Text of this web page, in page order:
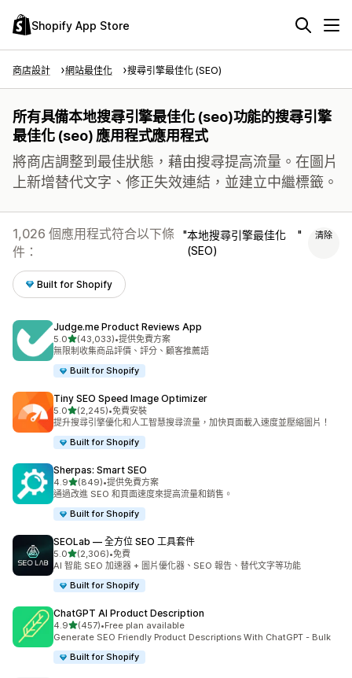
Shopify App Store
商店設計 網站最佳化 搜尋引擎最佳化 (SEO)
所有具備本地搜尋引擎最佳化 (seo)功能的搜尋引擎
最佳化 (seo) 應用程式應用程式
將商店調整到最佳狀態，藉由搜尋提高流量。在圖片
上新增替代文字、修正失效連結，並建立中繼標籤。
1,026 個應用程式符合以下條
件：
本地搜尋引擎最佳化
(SEO)
清除
Built for Shopify
Judge.me Product Reviews App
5.0滿分 5 顆星
(43,033)
共有 43033 則評價
•提供免費方案
無限制收集商品評價、評分、顧客推薦語
Built for Shopify
Tiny SEO Speed Image Optimizer
5.0滿分 5 顆星
(2,245)
共有 2245 則評價
•免費安裝
提升搜尋引擎優化和人工智慧搜尋流量，加快頁面載入速度並壓縮圖片！
Built for Shopify
Sherpas: Smart SEO
4.9滿分 5 顆星
(849)
共有 849 則評價
•提供免費方案
通過改進 SEO 和頁面速度來提高流量和銷售。
Built for Shopify
SEOLab — 全方位 SEO 工具套件
5.0滿分 5 顆星
(2,306)
共有 2306 則評價
•免費
AI 智能 SEO 加速器 + 圖片優化器、SEO 報告、替代文字等功能
Built for Shopify
ChatGPT AI Product Description
4.9滿分 5 顆星
(457)
共有 457 則評價
•Free plan available
Generate SEO Friendly Product Descriptions With ChatGPT - Bulk
Built for Shopify